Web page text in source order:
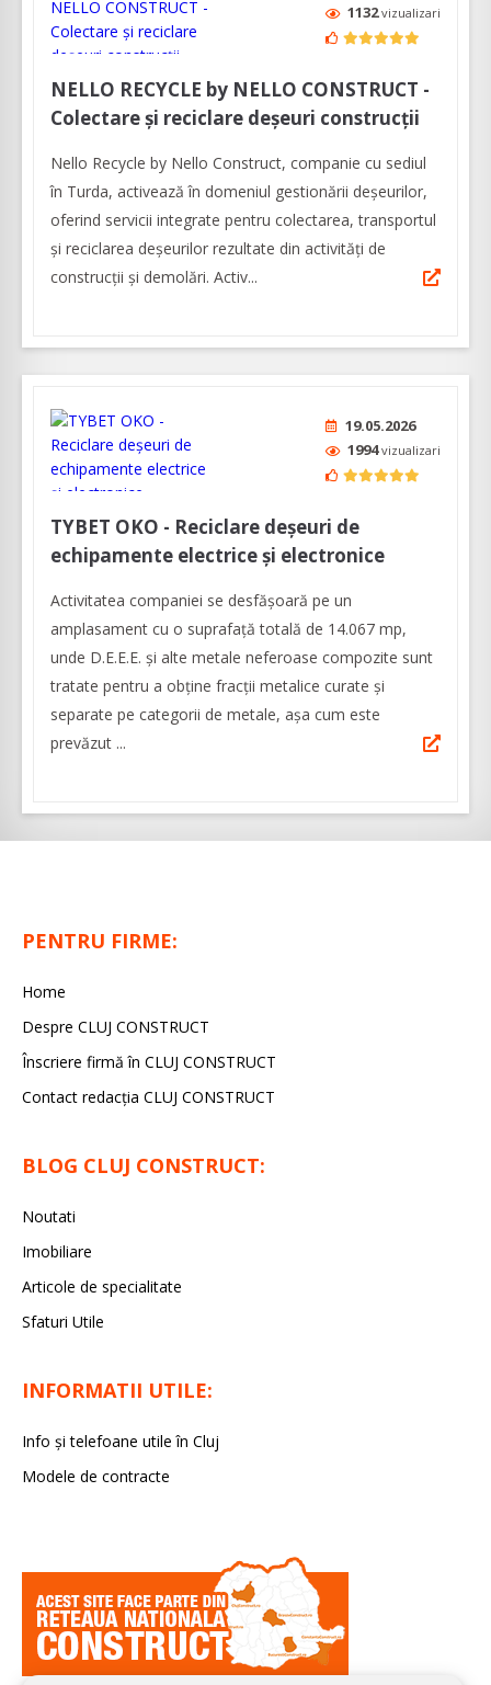
1132vizualizari
NELLO RECYCLE by NELLO CONSTRUCT -
Colectare şi reciclare deşeuri construcţii
Nello Recycle by Nello Construct, companie cu sediul
în Turda, activează în domeniul gestionării deșeurilor,
oferind servicii integrate pentru colectarea, transportul
și reciclarea deșeurilor rezultate din activități de
construcții și demolări. Activ...
19.05.2026
1994vizualizari
TYBET OKO - Reciclare deşeuri de
echipamente electrice şi electronice
Activitatea companiei se desfășoară pe un
amplasament cu o suprafață totală de 14.067 mp,
unde D.E.E.E. și alte metale neferoase compozite sunt
tratate pentru a obține fracții metalice curate și
separate pe categorii de metale, așa cum este
prevăzut ...
PENTRU FIRME:
Home
Despre CLUJ CONSTRUCT
Înscriere firmă în CLUJ CONSTRUCT
Contact redacția CLUJ CONSTRUCT
BLOG CLUJ CONSTRUCT:
Noutati
Imobiliare
Articole de specialitate
Sfaturi Utile
INFORMATII UTILE:
Info și telefoane utile în Cluj
Modele de contracte